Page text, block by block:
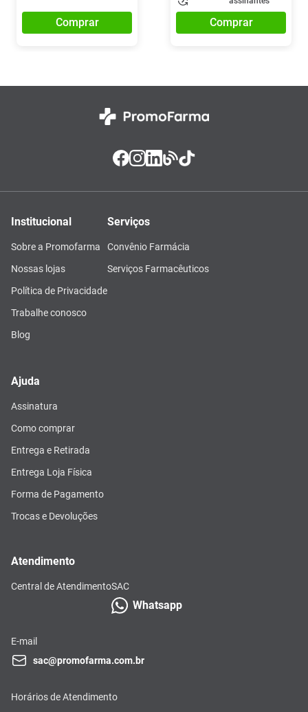
Comprar Comprar
Institucional
Sobre a Promofarma
Nossas lojas
Política de Privacidade
Trabalhe conosco
Blog
Serviços
Convênio Farmácia
Serviços Farmacêuticos
Ajuda
Assinatura
Como comprar
Entrega e Retirada
Entrega Loja Física
Forma de Pagamento
Trocas e Devoluções
Atendimento
Central de AtendimentoSAC
Whatsapp
E-mail
sac@promofarma.com.br
Horários de Atendimento